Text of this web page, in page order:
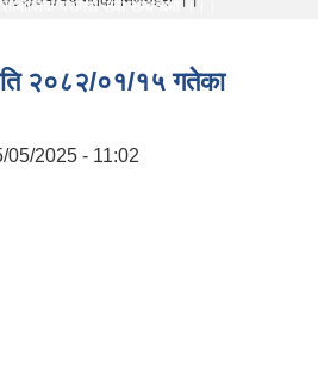
परामर्श सेवा सम्बन्धमा ।।।
२०८२/०१/१५ गतेका
05/2025 - 11:02